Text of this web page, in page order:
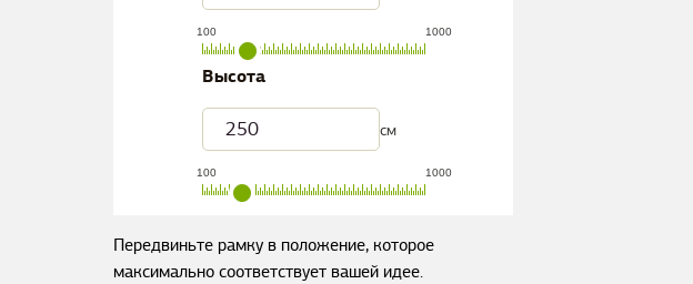
100 1000
Высота
см
100 1000
Передвиньте рамку в положение, которое
максимально соответствует вашей идее.